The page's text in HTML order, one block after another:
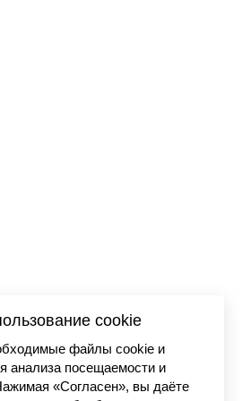
cookie
файлы cookie и
анализа посещаемости и
«Согласен», вы даёте